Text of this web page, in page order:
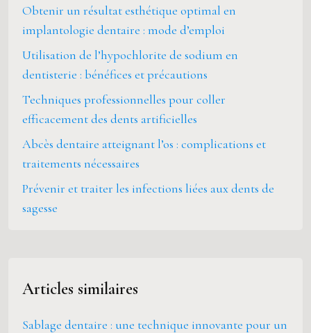
Obtenir un résultat esthétique optimal en
implantologie dentaire : mode d’emploi
Utilisation de l’hypochlorite de sodium en
dentisterie : bénéfices et précautions
Techniques professionnelles pour coller
efficacement des dents artificielles
Abcès dentaire atteignant l’os : complications et
traitements nécessaires
Prévenir et traiter les infections liées aux dents de
sagesse
Articles similaires
Sablage dentaire : une technique innovante pour un